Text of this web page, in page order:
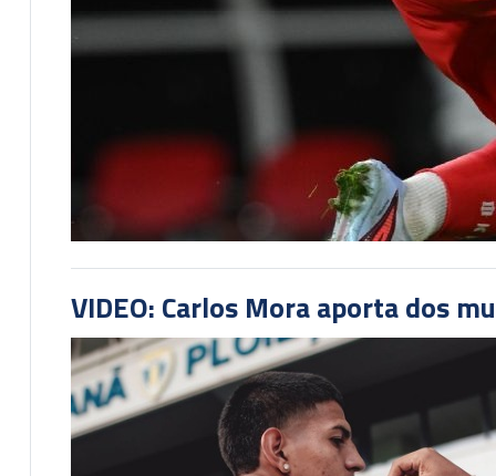
VIDEO: Carlos Mora aporta dos